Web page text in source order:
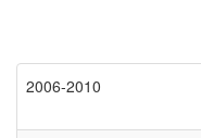
2006-2010